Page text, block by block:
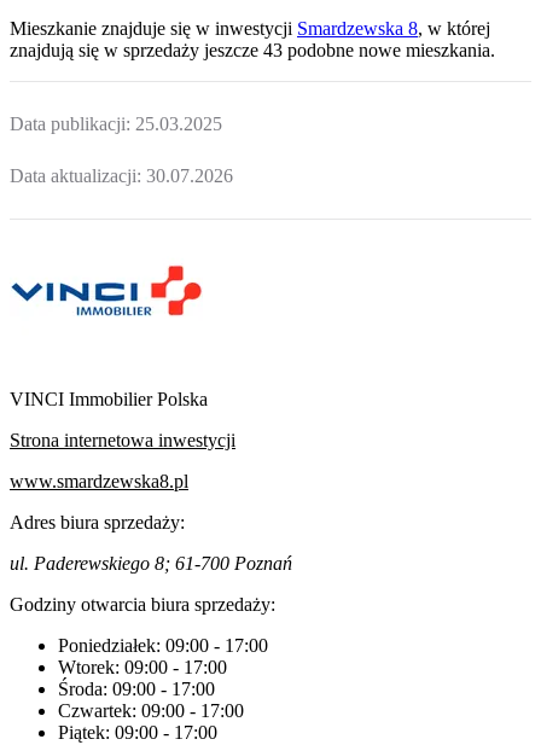
Mieszkanie znajduje się w inwestycji Smardzewska 8, w której
znajdują się w sprzedaży jeszcze 43 podobne nowe mieszkania.
Data publikacji: 25.03.2025
Data aktualizacji: 30.07.2026
VINCI Immobilier Polska
Strona internetowa inwestycji
www.smardzewska8.pl
Adres biura sprzedaży:
ul. Paderewskiego 8; 61-700 Poznań
Godziny otwarcia biura sprzedaży:
Poniedziałek: 09:00 - 17:00
Wtorek: 09:00 - 17:00
Środa: 09:00 - 17:00
Czwartek: 09:00 - 17:00
Piątek: 09:00 - 17:00